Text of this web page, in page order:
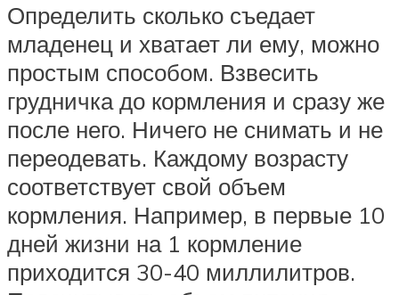
Определить сколько съедает
младенец и хватает ли ему, можно
простым способом. Взвесить
грудничка до кормления и сразу же
после него. Ничего не снимать и не
переодевать. Каждому возрасту
соответствует свой объем
кормления. Например, в первые 10
дней жизни на 1 кормление
приходится 30-40 миллилитров.